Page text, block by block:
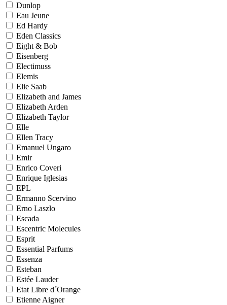
Dunlop
Eau Jeune
Ed Hardy
Eden Classics
Eight & Bob
Eisenberg
Electimuss
Elemis
Elie Saab
Elizabeth and James
Elizabeth Arden
Elizabeth Taylor
Elle
Ellen Tracy
Emanuel Ungaro
Emir
Enrico Coveri
Enrique Iglesias
EPL
Ermanno Scervino
Erno Laszlo
Escada
Escentric Molecules
Esprit
Essential Parfums
Essenza
Esteban
Estée Lauder
Etat Libre d´Orange
Etienne Aigner